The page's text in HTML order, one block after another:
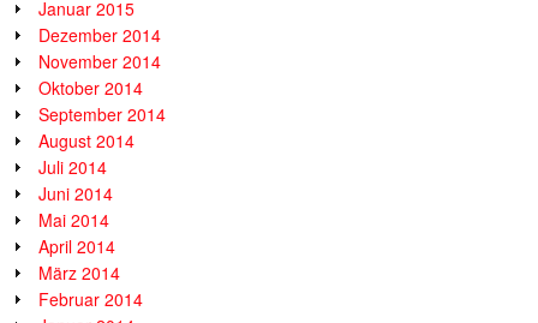
Januar 2015
Dezember 2014
November 2014
Oktober 2014
September 2014
August 2014
Juli 2014
Juni 2014
Mai 2014
April 2014
März 2014
Februar 2014